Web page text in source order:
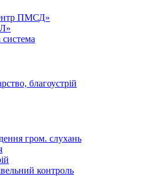
ПМСД»
система
благоустрій
гром. слухань
контроль